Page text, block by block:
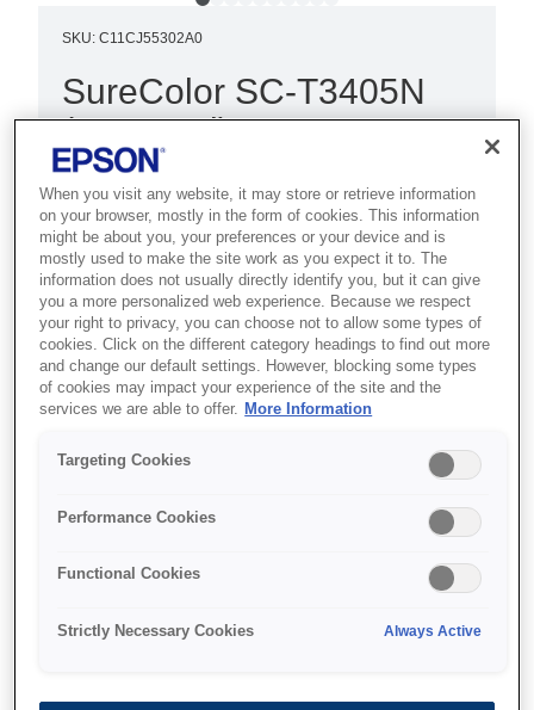
SKU: C11CJ55302A0
SureColor SC-T3405N
(No stand) 220v
Best for technical teams that need 24-
inch print, scan and copy in a
compact, secure multifunction format.
Fast, accurate and precise
High capacity ink cartridges
Desktop version
When you visit any website, it may store or retrieve information
on your browser, mostly in the form of cookies. This information
might be about you, your preferences or your device and is
mostly used to make the site work as you expect it to. The
information does not usually directly identify you, but it can give
you a more personalized web experience. Because we respect
your right to privacy, you can choose not to allow some types of
cookies. Click on the different category headings to find out more
and change our default settings. However, blocking some types
of cookies may impact your experience of the site and the
services we are able to offer. More Information
Targeting Cookies
Performance Cookies
Functional Cookies
Strictly Necessary Cookies Always Active